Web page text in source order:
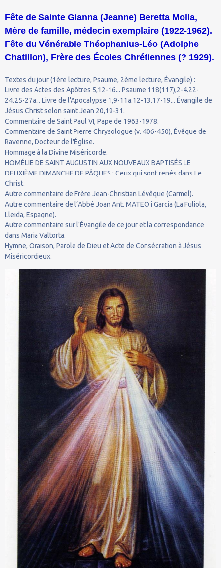
Fête de Sainte Gianna (Jeanne) Beretta Molla,
Mère de famille, médecin exemplaire (1922-1962).
Fête du Vénérable Théophanius-Léo (Adolphe
Chatillon), Frère des Écoles Chrétiennes (? 1929).
Textes du jour (1ère lecture, Psaume, 2ème lecture, Évangile) :
Livre des Actes des Apôtres 5,12-16... Psaume 118(117),2-4.22-
24.25-27a... Livre de l'Apocalypse 1,9-11a.12-13.17-19... Évangile de
Jésus Christ selon saint Jean 20,19-31.
Commentaire de Saint Paul VI, Pape de 1963-1978.
Commentaire de Saint Pierre Chrysologue (v. 406-450), Évêque de
Ravenne, Docteur de l'Église.
Hommage à la Divine Miséricorde.
HOMÉLIE DE SAINT AUGUSTIN AUX NOUVEAUX BAPTISÉS LE
DEUXIÈME DIMANCHE DE PÂQUES : Ceux qui sont renés dans Le
Christ.
Autre commentaire de Frère Jean-Christian Lévêque (Carmel).
Autre commentaire de l’Abbé Joan Ant. MATEO i García (La Fuliola,
Lleida, Espagne).
Autre commentaire sur l'Évangile de ce jour et la correspondance
dans Maria Valtorta.
Hymne, Oraison, Parole de Dieu et Acte de Consécration à Jésus
Miséricordieux.